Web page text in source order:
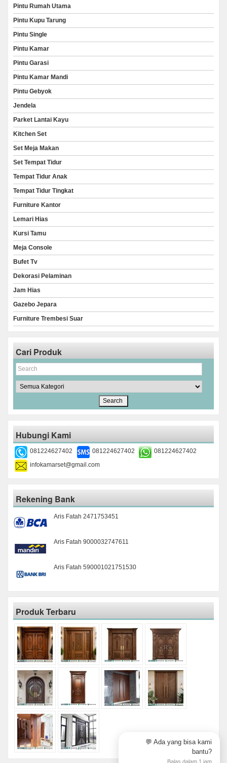
Pintu Rumah Utama
Pintu Kupu Tarung
Pintu Single
Pintu Kamar
Pintu Garasi
Pintu Kamar Mandi
Pintu Gebyok
Jendela
Parket Lantai Kayu
Kitchen Set
Set Meja Makan
Set Tempat Tidur
Tempat Tidur Anak
Tempat Tidur Tingkat
Furniture Kantor
Lemari Hias
Kursi Tamu
Meja Console
Bufet Tv
Dekorasi Pelaminan
Jam Hias
Gazebo Jepara
Furniture Trembesi Suar
Cari Produk
Hubungi Kami
081224627402 081224627402
081224627402
infokamarset@gmail.com
Rekening Bank
Aris Fatah 2471753451
Aris Fatah 9000032747611
Aris Fatah 590001021751530
Produk Terbaru
💬 Ada yang bisa kami
bantu?
Balas dalam 1 jam